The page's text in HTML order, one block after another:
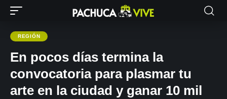
REGIÓN
En pocos días termina la
convocatoria para plasmar tu
arte en la ciudad y ganar 10 mil